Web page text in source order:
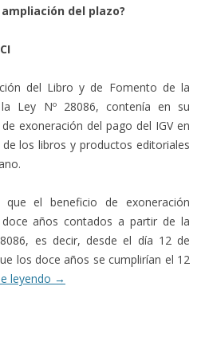
ampliación del plazo?
del Libro y de Fomento de la
Ley Nº 28086, contenía en su
exoneración del pago del IGV en
los libros y productos editoriales
el beneficio de exoneración
años contados a partir de la
es decir, desde el día 12 de
los doce años se cumplirían el 12
leyendo →